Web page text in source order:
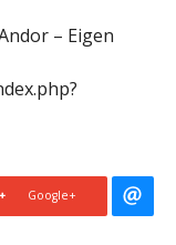
– Eigen
Google+